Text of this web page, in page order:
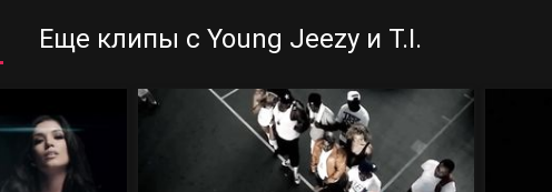
Еще клипы с Young Jeezy и T.I.